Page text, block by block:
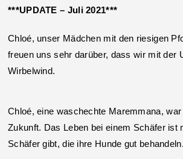
***UPDATE – Juli 2021***
Chloé, unser Mädchen mit den riesigen
freuen uns sehr darüber, dass wir mit der
Wirbelwind.
Chloé, eine waschechte Maremmana,
Zukunft. Das Leben bei einem Schäfer ist
Schäfer gibt, die ihre Hunde gut behandeln.